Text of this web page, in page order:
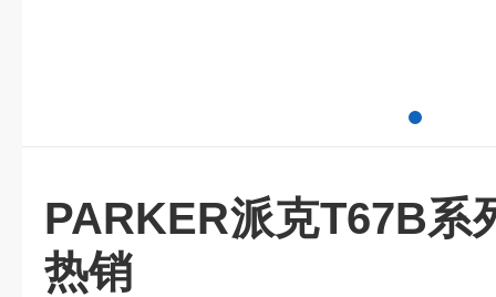
PARKER派克T67B系
热销